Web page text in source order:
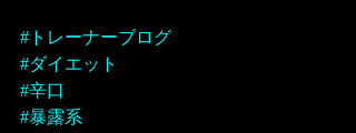
#トレーナーブログ
#ダイエット
#辛口
#暴露系